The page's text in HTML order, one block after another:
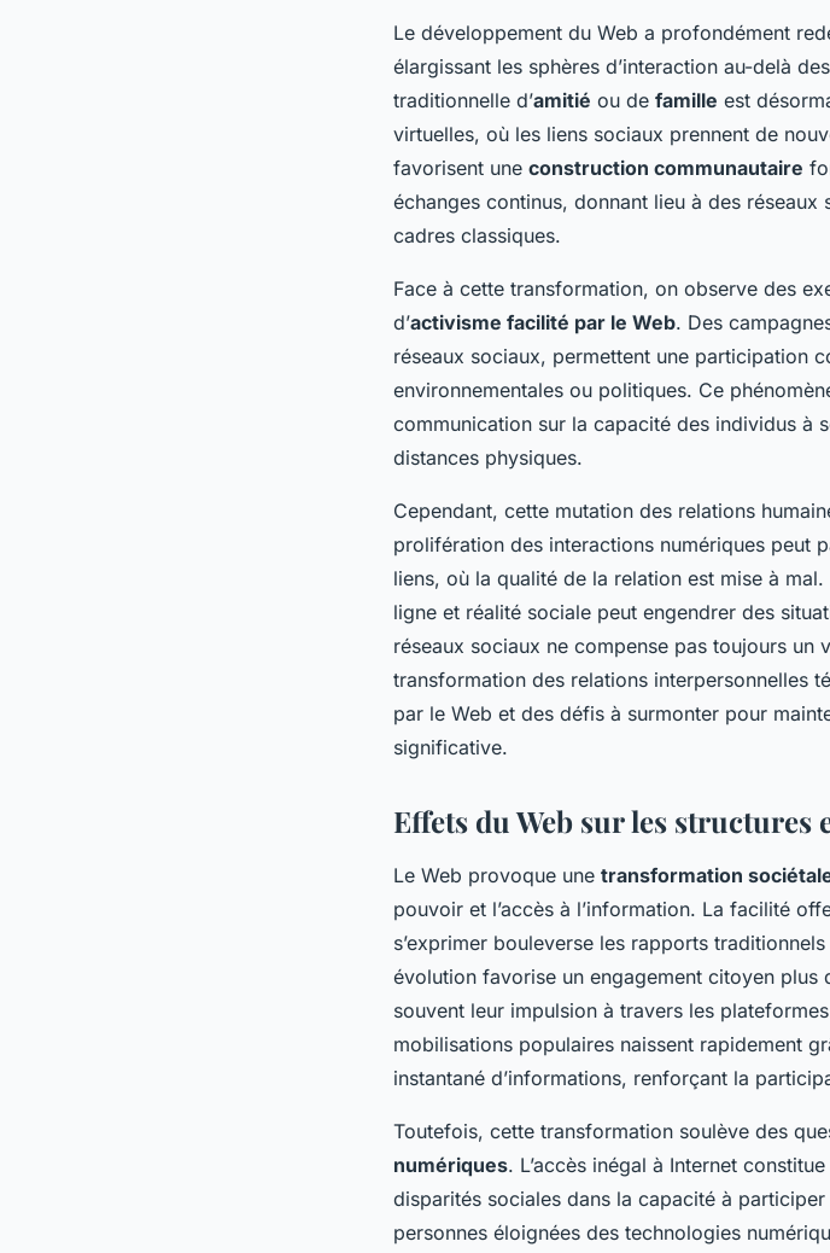
Le développement du Web a profondément
élargissant les sphères d’interaction au-delà
traditionnelle d’amitié ou de famille est
virtuelles, où les liens sociaux prennent de
favorisent une construction communautaire
échanges continus, donnant lieu à des
cadres classiques.
Face à cette transformation, on observe des
d’activisme facilité par le Web. Des
réseaux sociaux, permettent une participation
environnementales ou politiques. Ce
communication sur la capacité des individus à
distances physiques.
Cependant, cette mutation des relations
prolifération des interactions numériques peut
liens, où la qualité de la relation est mise à
ligne et réalité sociale peut engendrer des
réseaux sociaux ne compense pas toujours
transformation des relations interpersonnelles
par le Web et des défis à surmonter pour
significative.
Effets du Web sur les structures
Le Web provoque une transformation
pouvoir et l’accès à l’information. La facilité
s’exprimer bouleverse les rapports
évolution favorise un engagement citoyen
souvent leur impulsion à travers les
mobilisations populaires naissent rapidement
instantané d’informations, renforçant la
Toutefois, cette transformation soulève des
numériques. L’accès inégal à Internet
disparités sociales dans la capacité à
personnes éloignées des technologies